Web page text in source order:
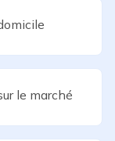
le marché